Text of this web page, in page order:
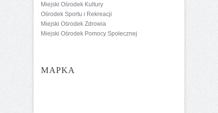
Miejski Ośrodek Kultury
Ośrodek Sportu i Rekreacji
Miejski Ośrodek Zdrowia
Miejski Ośrodek Pomocy Społecznej
MAPKA